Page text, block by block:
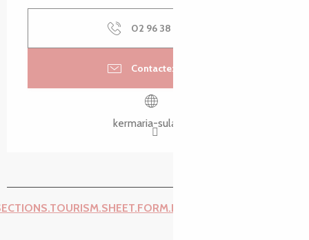
02 96 38 43
Contactez-nous
kermaria-sulard.fr